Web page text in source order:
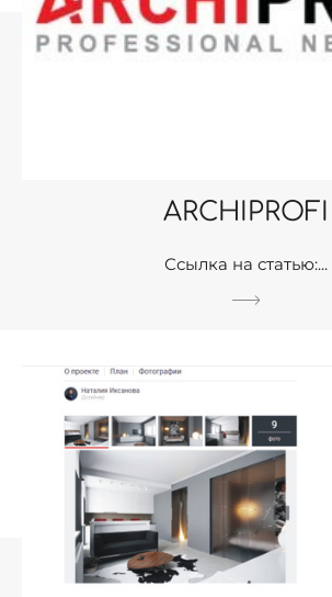
ARCHIPROFI
Ссылка на статью:...